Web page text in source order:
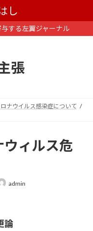
する左翼ジャーナル
張
ナウイルス感染症について
ィルス危
admin
論